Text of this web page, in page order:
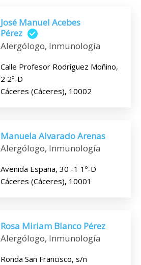
José Manuel Acebes
Pérez
Alergólogo, Inmunología
Calle Profesor Rodríguez Moñino,
2 2º-D
Cáceres (Cáceres), 10002
Manuela Alvarado Arenas
Alergólogo, Inmunología
Avenida España, 30 -1 1º-D
Cáceres (Cáceres), 10001
Rosa Miriam Blanco Pérez
Alergólogo, Inmunología
Ronda San Francisco, s/n